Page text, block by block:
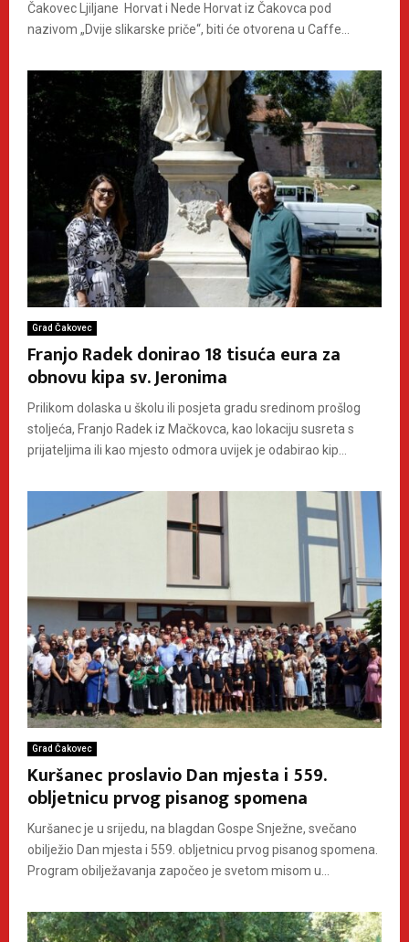
Čakovec Ljiljane Horvat i Nede Horvat iz Čakovca pod
nazivom „Dvije slikarske priče“, biti će otvorena u Caffe...
Grad Čakovec
Franjo Radek donirao 18 tisuća eura za
obnovu kipa sv. Jeronima
Prilikom dolaska u školu ili posjeta gradu sredinom prošlog
stoljeća, Franjo Radek iz Mačkovca, kao lokaciju susreta s
prijateljima ili kao mjesto odmora uvijek je odabirao kip...
Grad Čakovec
Kuršanec proslavio Dan mjesta i 559.
obljetnicu prvog pisanog spomena
Kuršanec je u srijedu, na blagdan Gospe Snježne, svečano
obilježio Dan mjesta i 559. obljetnicu prvog pisanog spomena.
Program obilježavanja započeo je svetom misom u...